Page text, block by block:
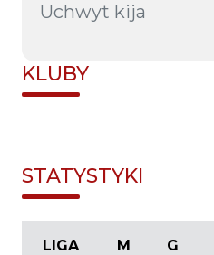
Uchwyt kija
KLUBY
STATYSTYKI
LIGA M G